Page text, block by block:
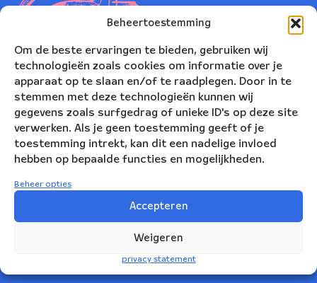
Beheertoestemming
Om de beste ervaringen te bieden, gebruiken wij
technologieën zoals cookies om informatie over je
apparaat op te slaan en/of te raadplegen. Door in te
stemmen met deze technologieën kunnen wij
gegevens zoals surfgedrag of unieke ID's op deze site
verwerken. Als je geen toestemming geeft of je
toestemming intrekt, kan dit een nadelige invloed
hebben op bepaalde functies en mogelijkheden.
Beheer opties
Accepteren
Weigeren
privacy statement
Nederlands Blazers Ensemble
Korte Leidsedwarsstraat 12